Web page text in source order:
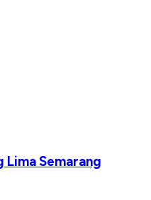
Lima Semarang